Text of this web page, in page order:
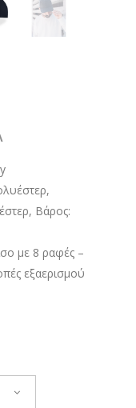
Βάρος:
με 8 ραφές –
εξαερισμού